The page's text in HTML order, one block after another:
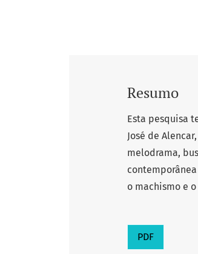
Resumo
Esta pesquisa
José de
melodrama,
o machismo e
PDF